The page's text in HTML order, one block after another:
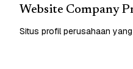
Website Company
Situs profil perusahaan